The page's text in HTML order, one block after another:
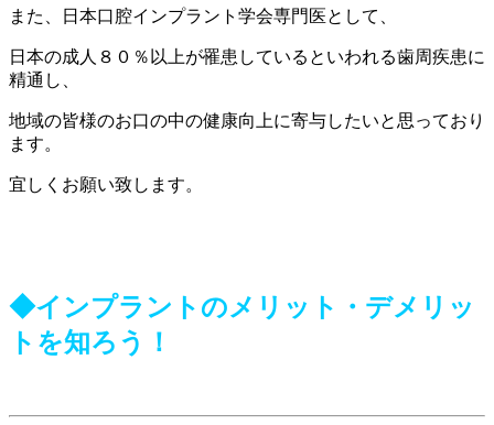
また、日本口腔インプラント学会専門医として、
日本の成人８０％以上が罹患しているといわれる歯周疾患に
精通し、
地域の皆様のお口の中の健康向上に寄与したいと思っており
ます。
宜しくお願い致します。
◆インプラントのメリット・デメリッ
トを知ろう！